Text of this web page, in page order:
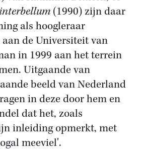
(1990) zijn daar
als hoogleraar
de Universiteit van
in 1999 aan het terrein
Uitgaande van
beeld van Nederland
in deze door hem en
dat het, zoals
inleiding opmerkt, met
meeviel'.